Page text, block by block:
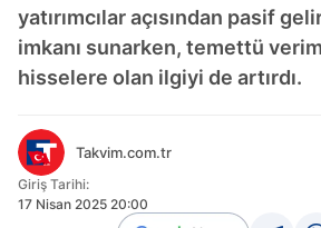
yatırımcılar açısından pasif
imkanı sunarken, temettü
hisselere olan ilgiyi de artırdı.
Takvim.com.tr
Giriş Tarihi:
17 Nisan 2025 20:00